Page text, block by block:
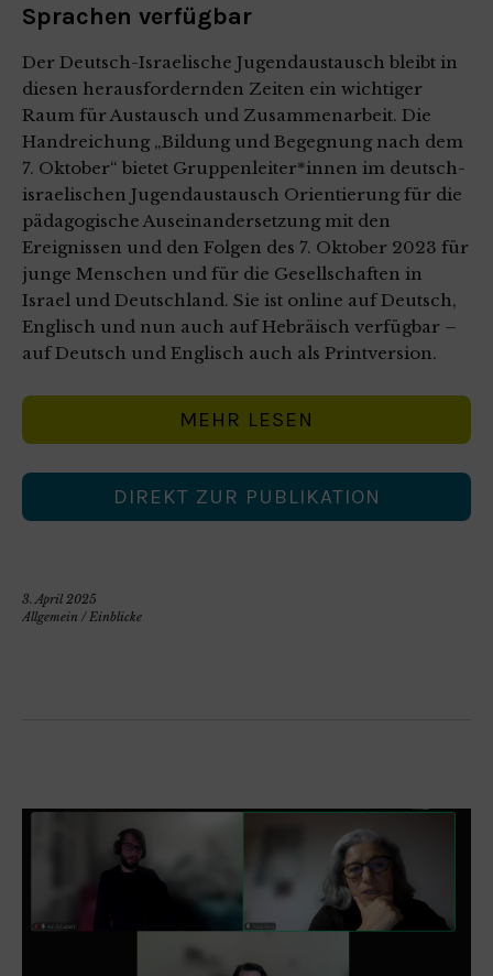
Sprachen verfügbar
Der Deutsch-Israelische Jugendaustausch bleibt in
diesen herausfordernden Zeiten ein wichtiger
Raum für Austausch und Zusammenarbeit. Die
Handreichung „Bildung und Begegnung nach dem
7. Oktober“ bietet Gruppenleiter*innen im deutsch-
israelischen Jugendaustausch Orientierung für die
pädagogische Auseinandersetzung mit den
Ereignissen und den Folgen des 7. Oktober 2023 für
junge Menschen und für die Gesellschaften in
Israel und Deutschland. Sie ist online auf Deutsch,
Englisch und nun auch auf Hebräisch verfügbar –
auf Deutsch und Englisch auch als Printversion.
MEHR LESEN
DIREKT ZUR PUBLIKATION
3. April 2025
Allgemein /Einblicke